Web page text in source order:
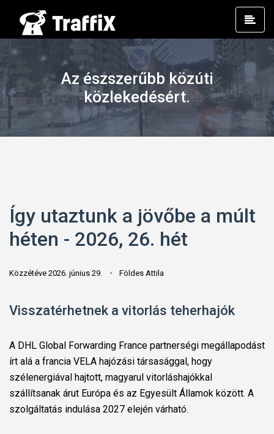
Az észszerűbb közúti
közlekedésért.
Így utaztunk a jövőbe a múlt
héten - 2026, 26. hét
Közzétéve 2026. június 29. Földes Attila
Visszatérhetnek a vitorlás teherhajók
A DHL Global Forwarding France partnerségi megállapodást
írt alá a francia VELA hajózási társasággal, hogy
szélenergiával hajtott, magyarul vitorláshajókkal
szállítsanak árut Európa és az Egyesült Államok között. A
szolgáltatás indulása 2027 elején várható.